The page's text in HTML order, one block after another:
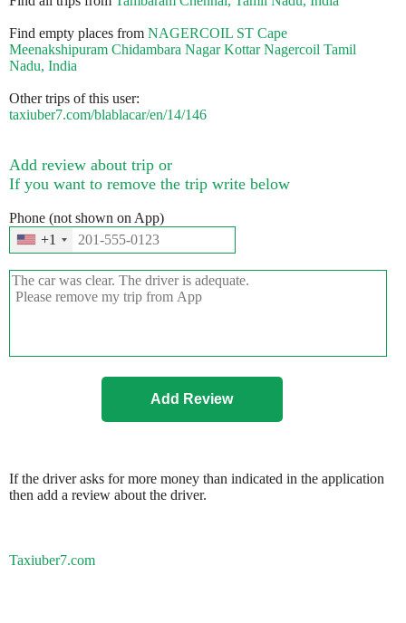
Find empty places from NAGERCOIL ST Cape
Meenakshipuram Chidambara Nagar Kottar Nagercoil Tamil
Nadu, India
Other trips of this user:
taxiuber7.com/blablacar/en/14/146
Add review about trip or
If you want to remove the trip write below
Phone (not shown on App)
+1
If the driver asks for more money than indicated in the application
then add a review about the driver.
Taxiuber7.com